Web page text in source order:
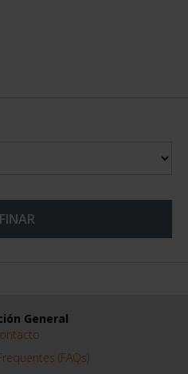
General
(FAQs)